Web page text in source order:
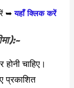
➥यहाँ क्लिक करें
चाहिए।
प्रकाशित